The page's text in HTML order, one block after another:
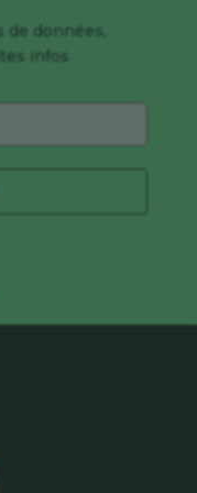
de données,
infos